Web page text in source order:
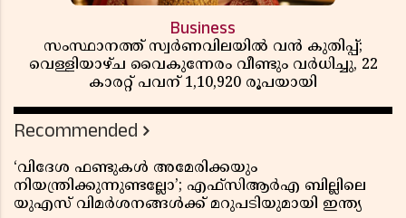
Business
സംസ്ഥാനത്ത് സ്വർണവിലയിൽ വൻ കുതിപ്പ്;
വെള്ളിയാഴ്ച വൈകുന്നേരം വീണ്ടും വർധിച്ചു, 22
കാരറ്റ് പവന് 1,10,920 രൂപയായി
Recommended
‘വിദേശ ഫണ്ടുകൾ അമേരിക്കയും
നിയന്ത്രിക്കുന്നുണ്ടല്ലോ’; എഫ്സിആർഎ ബില്ലിലെ
യുഎസ് വിമർശനങ്ങൾക്ക് മറുപടിയുമായി ഇന്ത്യ